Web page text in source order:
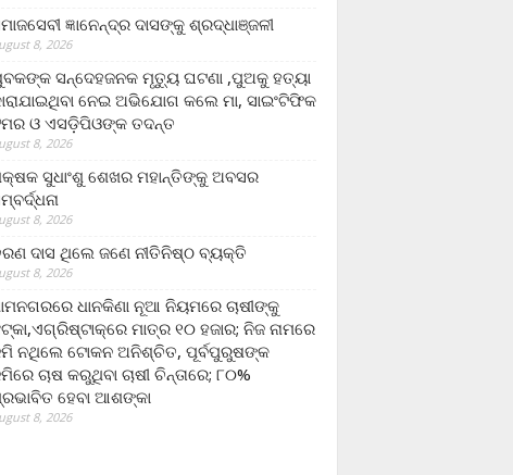
ଜ୍ଞାନେନ୍ଦ୍ର ଦାସଙ୍କୁ ଶ୍ରଦ୍ଧାଞ୍ଜଳୀ
8, 2026
ସନ୍ଦେହଜନକ ମୃତ୍ୟୁ ଘଟଣା ,ପୁଅକୁ ହତ୍ୟା
ନେଇ ଅଭିଯୋଗ କଲେ ମା, ସାଇଂଟିଫିକ
ଓ ଏସଡ଼ିପିଓଙ୍କ ତଦନ୍ତ
8, 2026
ସୁଧାଂଶୁ ଶେଖର ମହାନ୍ତିଙ୍କୁ ଅବସର
8, 2026
ଦାସ ଥିଲେ ଜଣେ ନୀତିନିଷ୍ଠ ବ୍ୟକ୍ତି
8, 2026
ଧାନକିଣା ନୂଆ ନିୟମରେ ଚାଷୀଙ୍କୁ
ମାତ୍ର ୧୦ ହଜାର; ନିଜ ନାମରେ
ନଥିଲେ ଟୋକନ ଅନିଶ୍ଚିତ, ପୂର୍ବପୁରୁଷଙ୍କ
ଚାଷ କରୁଥିବା ଚାଷୀ ଚିନ୍ତାରେ; ୮୦%
ହେବା ଆଶଙ୍କା
8, 2026